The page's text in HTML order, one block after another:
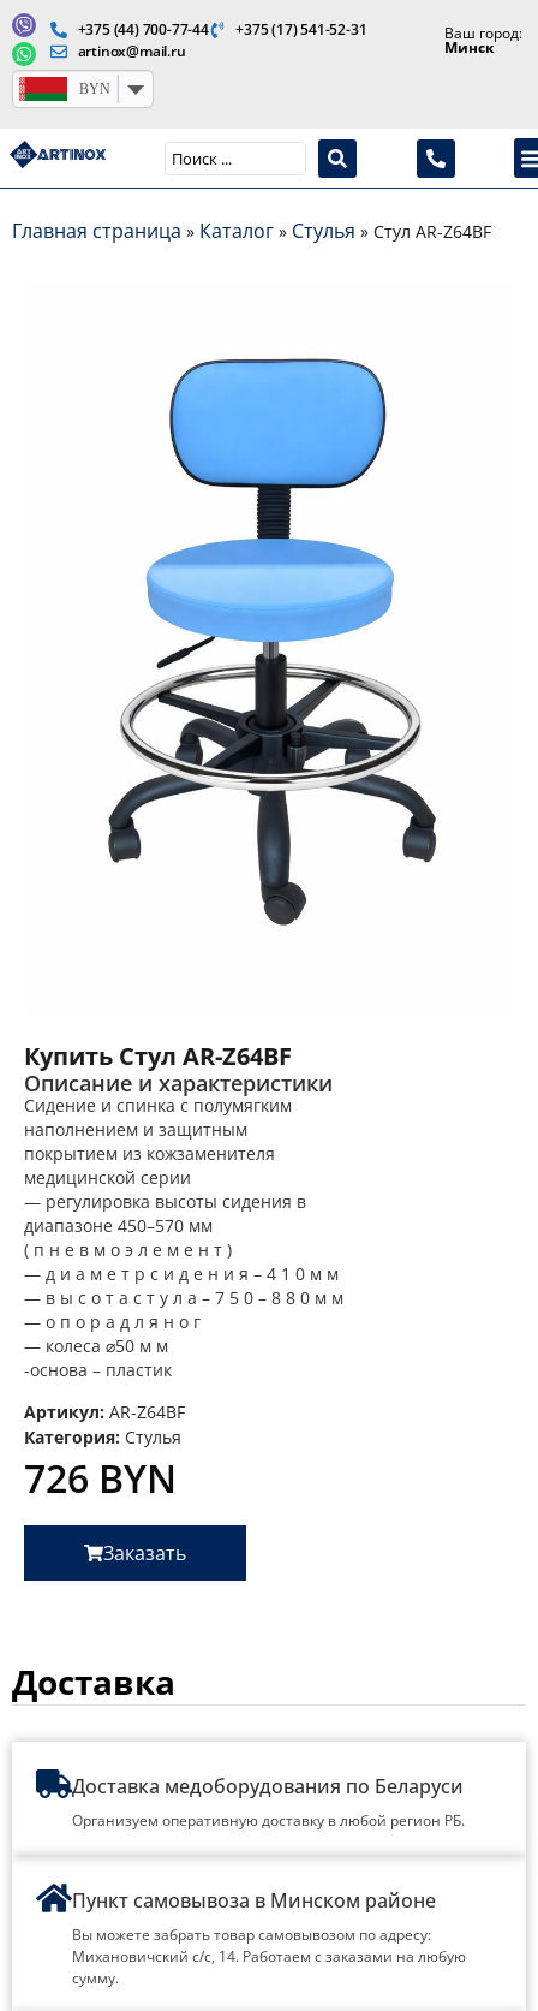
Главная страница » Каталог » Стулья » Стул AR-Z64BF
Купить Стул AR-Z64BF
Описание и характеристики
Сидение и спинка с полумягким
наполнением и защитным
покрытием из кожзаменителя
медицинской серии
— регулировка высоты сидения в
диапазоне 450–570 мм
( п н е в м о э л е м е н т )
— д и а м е т р с и д е н и я – 4 1 0 м м
— в ы с о т а с т у л а – 7 5 0 – 8 8 0 м м
— о п о р а д л я н о г
— колеса ⌀50 м м
-основа – пластик
Артикул: AR-Z64BF
Категория: Стулья
726 BYN
Заказать
Доставка
Доставка медоборудования по Беларуси
Организуем оперативную доставку в любой регион РБ.
Пункт самовывоза в Минском районе
Вы можете забрать товар самовывозом по адресу:
Михановичский с/с, 14. Работаем с заказами на любую
сумму.
+375 (44) 700-77-44
+375 (17) 541-52-31
artinox@mail.ru
Ваш город:
Минск
BYN
Производство медицинской продукции и